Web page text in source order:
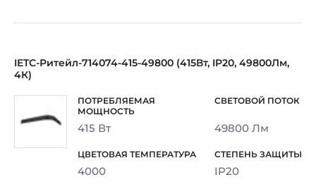
IETC-Ритейл-714074-415-49800 (415Вт, IP20, 49800Лм,
4К)
415 Вт 49800 Лм
4000 IP20